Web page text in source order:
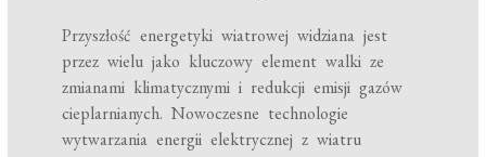
Przyszłość energetyki wiatrowej widziana jest
przez wielu jako kluczowy element walki ze
zmianami klimatycznymi i redukcji emisji gazów
cieplarnianych. Nowoczesne technologie
wytwarzania energii elektrycznej z wiatru